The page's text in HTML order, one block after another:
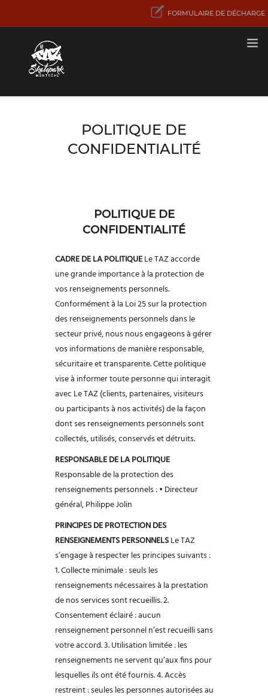
FORMULAIRE DE DÉCHARGE
POLITIQUE DE
CONFIDENTIALITÉ
POLITIQUE DE
CONFIDENTIALITÉ
CADRE DE LA POLITIQUELe TAZ accorde
une grande importance à la protection de
vos renseignementspersonnels.
Conformément à la Loi 25 sur la protection
des renseignementspersonnels dans le
secteur privé, nous nous engageons à gérer
vos informations demanière responsable,
sécuritaire et transparente.Cette politique
vise à informer toute personne qui interagit
avec Le TAZ (clients,partenaires, visiteurs
ou participants à nos activités) de la façon
dont sesrenseignements personnels sont
collectés, utilisés, conservés et détruits.
RESPONSABLE DE LA POLITIQUE
Responsable de la protection des
renseignements personnels :• Directeur
général, Philippe Jolin
PRINCIPES DE PROTECTION DES
RENSEIGNEMENTS PERSONNELSLe TAZ
s’engage à respecter les principes suivants :
1. Collecte minimale : seuls les
renseignements nécessaires à la prestation
denos services sont recueillis.2.
Consentement éclairé : aucun
renseignement personnel n’est recueilli sans
votre accord.3. Utilisation limitée : les
renseignements ne servent qu’aux fins pour
lesquellesils ont été fournis.4. Accès
restreint : seules les personnes autorisées au